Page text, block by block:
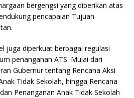
bergengsi yang diberikan atas
pencapaian Tujuan
juga diperkuat berbagai regulasi
penanganan ATS. Mulai dari
Gubernur tentang Rencana Aksi
Tidak Sekolah, hingga Rencana
Penanganan Anak Tidak Sekolah